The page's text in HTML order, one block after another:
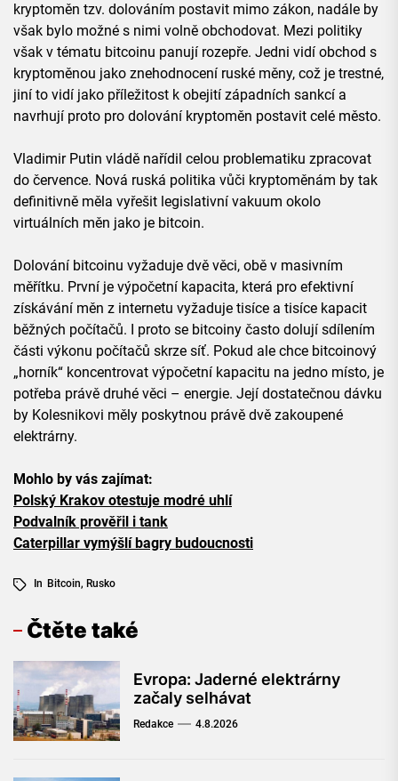
kryptoměn tzv. dolováním postavit mimo zákon, nadále by
však bylo možné s nimi volně obchodovat. Mezi politiky
však v tématu bitcoinu panují rozepře. Jedni vidí obchod s
kryptoměnou jako znehodnocení ruské měny, což je trestné,
jiní to vidí jako příležitost k obejití západních sankcí a
navrhují proto pro dolování kryptoměn postavit celé město.
Vladimir Putin vládě nařídil celou problematiku zpracovat
do července. Nová ruská politika vůči kryptoměnám by tak
definitivně měla vyřešit legislativní vakuum okolo
virtuálních měn jako je bitcoin.
Dolování bitcoinu vyžaduje dvě věci, obě v masivním
měřítku. První je výpočetní kapacita, která pro efektivní
získávání měn z internetu vyžaduje tisíce a tisíce kapacit
běžných počítačů. I proto se bitcoiny často dolují sdílením
části výkonu počítačů skrze síť. Pokud ale chce bitcoinový
„horník“ koncentrovat výpočetní kapacitu na jedno místo, je
potřeba právě druhé věci – energie. Její dostatečnou dávku
by Kolesnikovi měly poskytnou právě dvě zakoupené
elektrárny.
Mohlo by vás zajímat:
Polský Krakov otestuje modré uhlí
Podvalník prověřil i tank
Caterpillar vymýšlí bagry budoucnosti
In Bitcoin, Rusko
Čtěte také
Evropa: Jaderné elektrárny
začaly selhávat
Redakce 4.8.2026